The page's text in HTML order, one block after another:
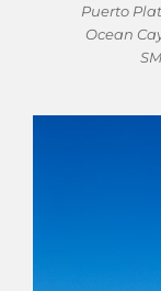
Puerto
Ocean